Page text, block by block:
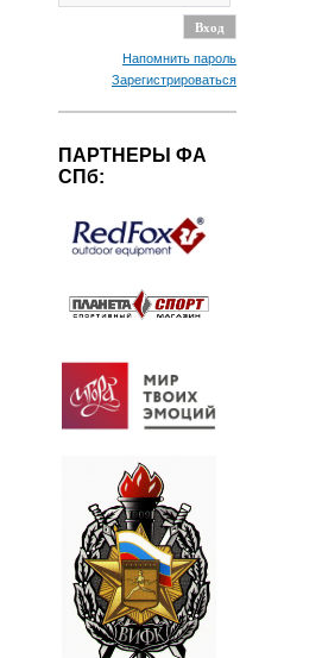
Напомнить пароль
Зарегистрироваться
ПАРТНЕРЫ ФА
СПб: